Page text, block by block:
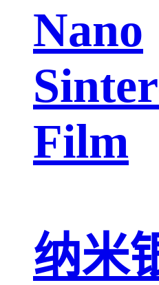
Nano
Film
纳米